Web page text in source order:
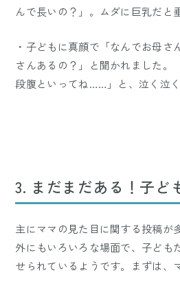
んで長いの？」。ムダに巨乳だと
・子どもに真顔で「なんでお母さ
さんあるの？」と聞かれました。
段腹といってね……」と、泣く泣く
3. まだまだある！子ど
主にママの見た目に関する投稿が
外にもいろいろな場面で、子ども
せられているようです。まずは、